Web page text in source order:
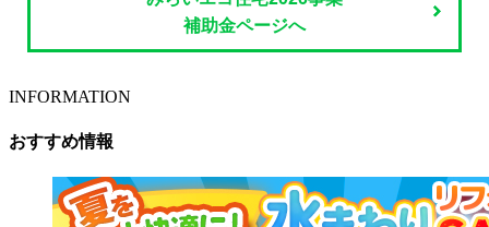
補助金ページへ
INFORMATION
おすすめ情報